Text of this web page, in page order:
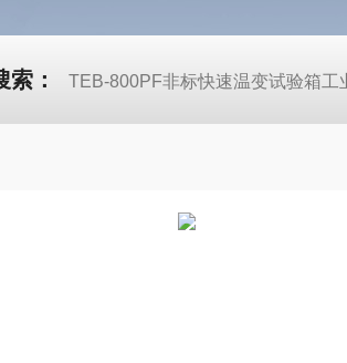
索： TEB-800PF非标快速温变试验箱工